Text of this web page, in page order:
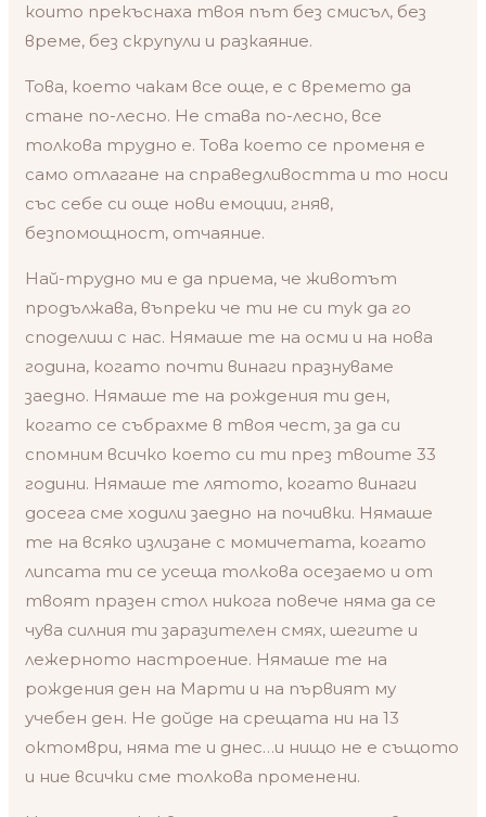
които прекъснаха твоя път без смисъл, без
време, без скрупули и разкаяние.
Това, което чакам все още, е с времето да
стане по-лесно. Не става по-лесно, все
толкова трудно е. Това което се променя е
само отлагане на справедливостта и то носи
със себе си още нови емоции, гняв,
безпомощност, отчаяние.
Най-трудно ми е да приема, че животът
продължава, въпреки че ти не си тук да го
споделиш с нас. Нямаше те на осми и на нова
година, когато почти винаги празнуваме
заедно. Нямаше те на рождения ти ден,
когато се събрахме в твоя чест, за да си
спомним всичко което си ти през твоите 33
години. Нямаше те лятото, когато винаги
досега сме ходили заедно на почивки. Нямаше
те на всяко излизане с момичетата, когато
липсата ти се усеща толкова осезаемо и от
твоят празен стол никога повече няма да се
чува силния ти заразителен смях, шегите и
лежерното настроение. Нямаше те на
рождения ден на Марти и на първият му
учебен ден. Не дойде на срещата ни на 13
октомври, няма те и днес…и нищо не е същото
и ние всички сме толкова променени.